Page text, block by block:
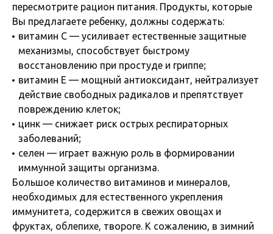
пересмотрите рацион питания. Продукты, которые
Вы предлагаете ребенку, должны содержать:
витамин С — усиливает естественные защитные
механизмы, способствует быстрому
восстановлению при простуде и гриппе;
витамин Е — мощный антиоксидант, нейтрализует
действие свободных радикалов и препятствует
повреждению клеток;
цинк — снижает риск острых респираторных
заболеваний;
селен — играет важную роль в формировании
иммунной защиты организма.
Большое количество витаминов и минералов,
необходимых для естественного укрепления
иммунитета, содержится в свежих овощах и
фруктах, облепихе, твороге. К сожалению, в зимний